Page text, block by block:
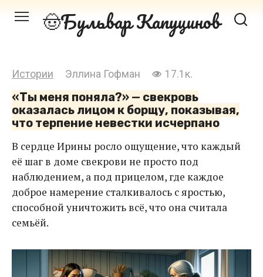
Перейти Бульвар Капуцинов
Истории Эллина Гофман 17.1к.
«Ты меня поняла?» — свекровь
оказалась лицом к борщу, показывая,
что терпение невестки исчерпано
В сердце Ирины росло ощущение, что каждый
её шаг в доме свекрови не просто под
наблюдением, а под прицелом, где каждое
доброе намерение сталкивалось с яростью,
способной уничтожить всё, что она считала
семьёй.